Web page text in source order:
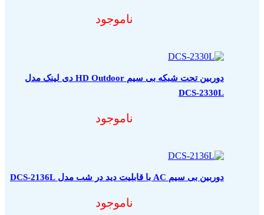
ناموجود
دوربین تحت شبکه بی سیم HD Outdoor دی لینک مدل
DCS-2330L
ناموجود
دوربین بی سیم AC با قابلیت دید در شب مدل DCS-2136L
ناموجود